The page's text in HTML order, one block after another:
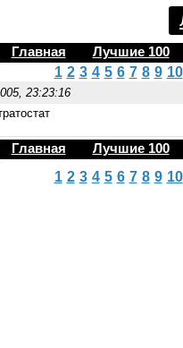
Главная Лучшие 100
1 2 3 4 5 6 7 8 9 10
23:23:16
Главная Лучшие 100
1 2 3 4 5 6 7 8 9 10